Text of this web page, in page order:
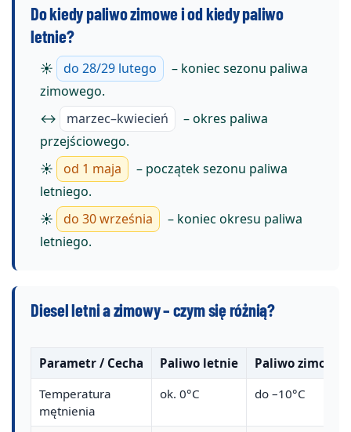
Do kiedy paliwo zimowe i od kiedy paliwo
letnie?
☀️ do 28/29 lutego
– koniec sezonu paliwa
zimowego.
↔︎
marzec–kwiecień
– okres paliwa
przejściowego.
☀️
od 1 maja
– początek sezonu paliwa
letniego.
☀️
do 30 września
– koniec okresu paliwa
letniego.
Diesel letni a zimowy – czym się różnią?
Parametr / Cecha Paliwo letnie
Paliwo zimowe
Temperatura
mętnienia
ok. 0°C do –10°C